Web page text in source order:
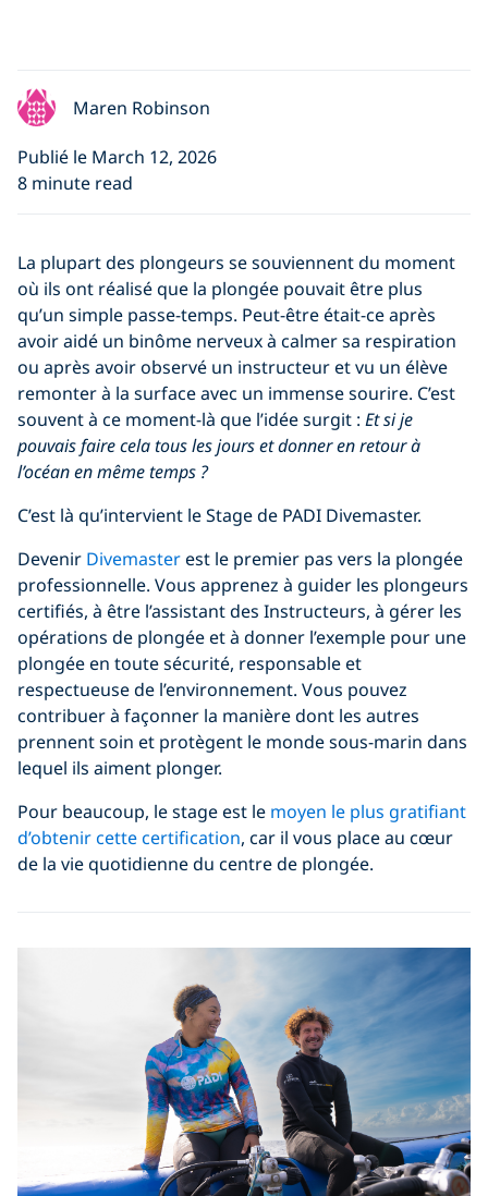
Maren Robinson
Publié le March 12, 2026
8 minute read
La plupart des plongeurs se souviennent du moment
où ils ont réalisé que la plongée pouvait être plus
qu’un simple passe-temps. Peut-être était-ce après
avoir aidé un binôme nerveux à calmer sa respiration
ou après avoir observé un instructeur et vu un élève
remonter à la surface avec un immense sourire. C’est
souvent à ce moment-là que l’idée surgit : Et si je
pouvais faire cela tous les jours et donner en retour à
l’océan en même temps ?
C’est là qu’intervient le Stage de PADI Divemaster.
Devenir Divemasterest le premier pas vers la plongée
professionnelle. Vous apprenez à guider les plongeurs
certifiés, à être l’assistant des Instructeurs, à gérer les
opérations de plongée et à donner l’exemple pour une
plongée en toute sécurité, responsable et
respectueuse de l’environnement. Vous pouvez
contribuer à façonner la manière dont les autres
prennent soin et protègent le monde sous-marin dans
lequel ils aiment plonger.
Pour beaucoup, le stage est le moyen le plus gratifiant
d’obtenir cette certification, car il vous place au cœur
de la vie quotidienne du centre de plongée.